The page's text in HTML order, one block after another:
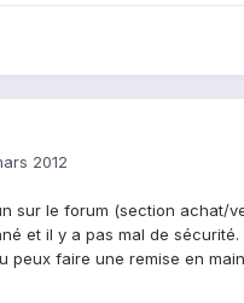
2012
sur le forum (section achat/
et il y a pas mal de sécurité.
peux faire une remise en